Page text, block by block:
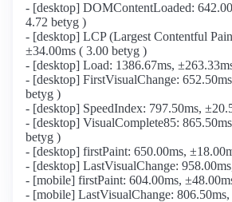
- [desktop] DOMContentLoaded:
4.72 betyg )
- [desktop] LCP (Largest Contentful
±34.00ms ( 3.00 betyg )
- [desktop] Load: 1386.67ms,
- [desktop] FirstVisualChange:
betyg )
- [desktop] SpeedIndex: 797.50ms,
- [desktop] VisualComplete85:
betyg )
- [desktop] firstPaint: 650.00ms,
- [desktop] LastVisualChange:
- [mobile] firstPaint: 604.00ms,
- [mobile] LastVisualChange: